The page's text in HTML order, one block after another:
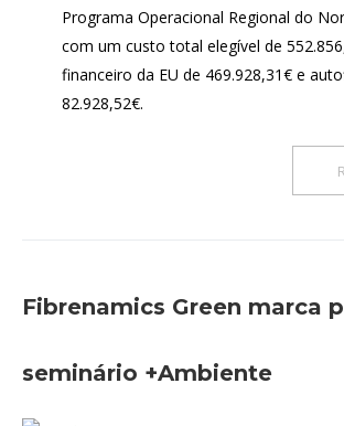
Programa Operacional Regional do
com um custo total elegível de
financeiro da EU de 469.928,31€ e
82.928,52€.
Fibrenamics Green marca
seminário +Ambiente